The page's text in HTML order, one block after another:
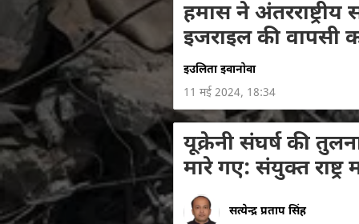
हमास ने
इजराइल की वापसी
इउलिता इवानोवा
11 मई 2024, 18:34
यूक्रेनी संघर्ष की
मारे गए: संयुक्त राष्ट्र
सत्येन्द्र प्रताप सिंह